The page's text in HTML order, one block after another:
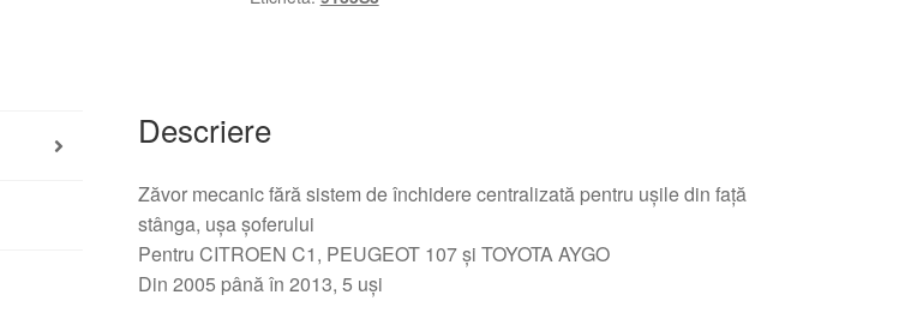
9135S3
Descriere
Zăvor mecanic fără sistem de închidere centralizată pentru ușile din față
stânga, ușa șoferului
Pentru CITROEN C1, PEUGEOT 107 și TOYOTA AYGO
Din 2005 până în 2013, 5 uși